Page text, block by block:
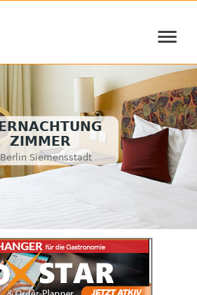
≡
ZIMMER
Siemensstadt